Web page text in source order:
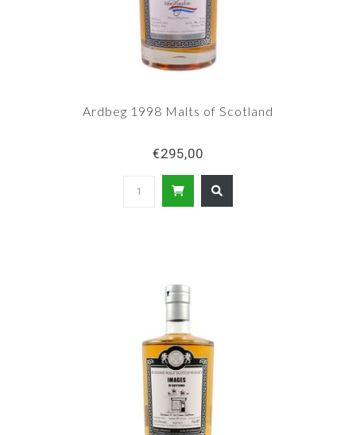
Ardbeg 1998 Malts of Scotland
€295,00